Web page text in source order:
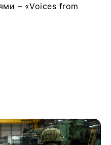
– «Voices from